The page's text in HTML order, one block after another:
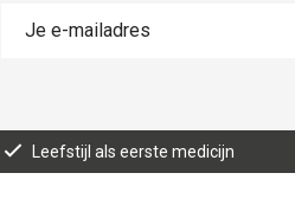
Leefstijl als eerste medicijn